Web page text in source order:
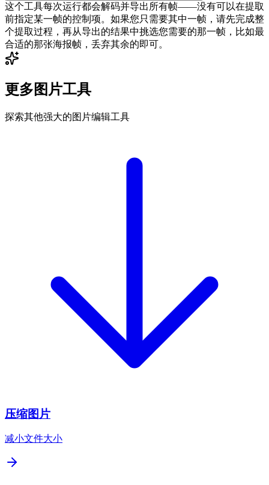
这个工具每次运行都会解码并导出所有帧——没有可以在提取
前指定某一帧的控制项。如果您只需要其中一帧，请先完成整
个提取过程，再从导出的结果中挑选您需要的那一帧，比如最
合适的那张海报帧，丢弃其余的即可。
更多图片工具
探索其他强大的图片编辑工具
压缩图片
减小文件大小